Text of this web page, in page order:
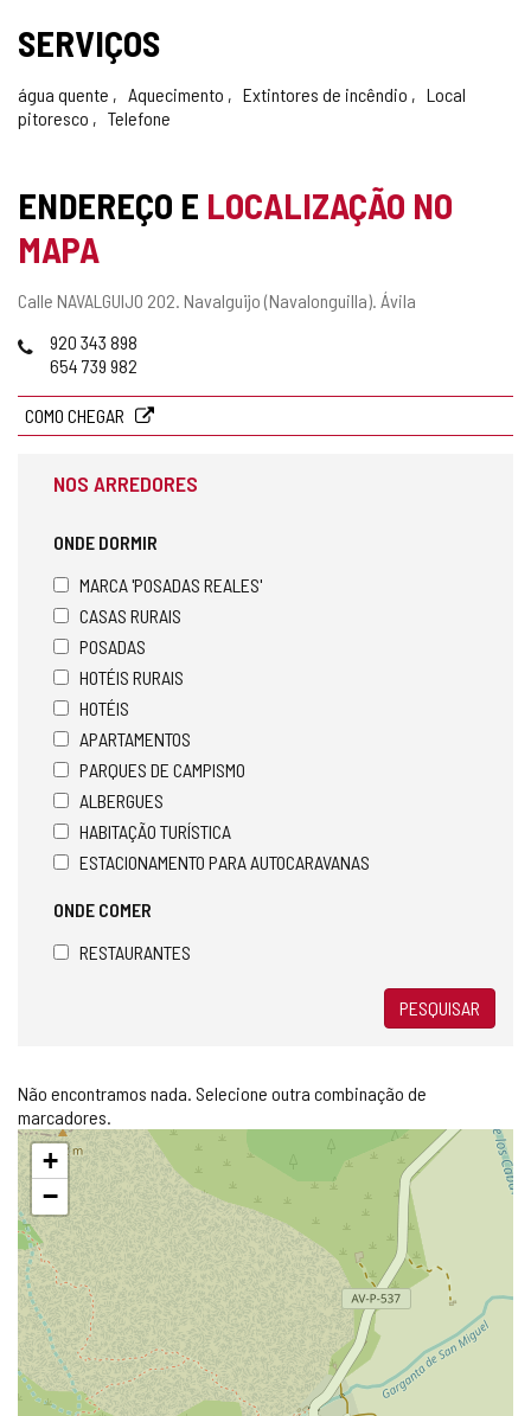
SERVIÇOS
água quente Aquecimento Extintores de incêndio
Local
pitoresco
Telefone
ENDEREÇO E LOCALIZAÇÃO NO
MAPA
Endereço
Calle NAVALGUIJO 202. Navalguijo (Navalonguilla). Ávila
Telefones
920 343 898
654 739 982
COMO CHEGAR
NOS ARREDORES
ONDE DORMIR
MARCA 'POSADAS REALES'
CASAS RURAIS
POSADAS
HOTÉIS RURAIS
HOTÉIS
APARTAMENTOS
PARQUES DE CAMPISMO
ALBERGUES
HABITAÇÃO TURÍSTICA
ESTACIONAMENTO PARA AUTOCARAVANAS
ONDE COMER
RESTAURANTES
PESQUISAR
Não encontramos nada. Selecione outra combinação de
marcadores.
Pular
mapa
+
−